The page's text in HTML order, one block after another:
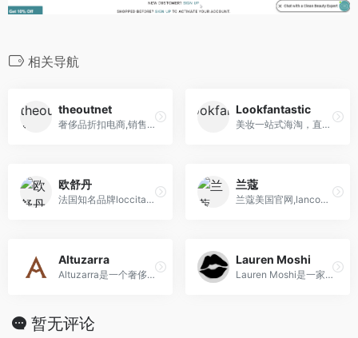
相关导航
theoutnet
奢侈品折扣电商,销售超过350个国际设计师授权正品
Lookfantastic
美妆一站式海淘，直邮中国。提供香缇卡、菲洛嘉、欧缇丽、伊索及限量礼盒等畅销护肤美妆
欧舒丹
法国知名品牌loccitane欧舒丹
兰蔻
兰蔻美国官网,lancome是美国知名美妆护肤品牌
Altuzarra
Altuzarra是一个奢侈的女士成衣和配饰系列品牌，以其独特的设计和豪华的面料而著称，为现代女性提供充满魅力的服装。
Lauren Moshi
Lauren Moshi是一家以独特手绘设计和高品质材料闻名的美国时尚品牌。
暂无评论